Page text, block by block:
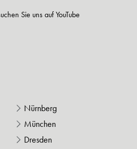
Sie uns auf YouTube
Nürnberg
München
Dresden